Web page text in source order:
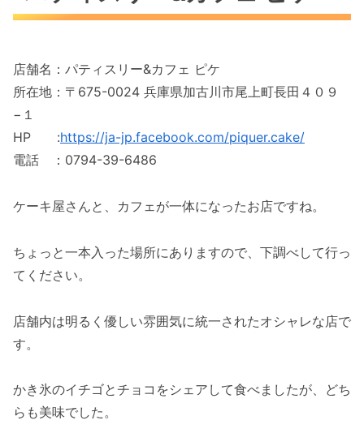
店舗名：パティスリー&カフェ ピケ
所在地：〒675-0024 兵庫県加古川市尾上町長田４０９
−１
HP :https://ja-jp.facebook.com/piquer.cake/
電話 ：0794-39-6486
ケーキ屋さんと、カフェが一体になったお店ですね。
ちょっと一本入った場所にありますので、下調べして行っ
てください。
店舗内は明るく優しい雰囲気に統一されたオシャレな店で
す。
かき氷のイチゴとチョコをシェアして食べましたが、どち
らも美味でした。